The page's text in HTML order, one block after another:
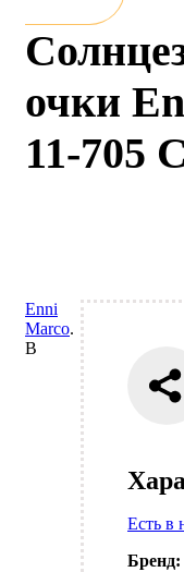
очки
11-705
Есть в
Бренд:
Enni
Marco.
В